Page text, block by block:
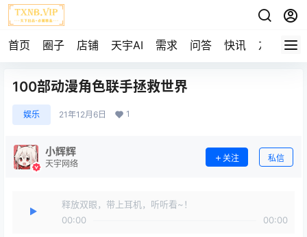
首页 圈子 店铺 天宇AI 需求 问答 快讯 友链
100部动漫角色联手拯救世界
娱乐 21年12月6日 1
小辉辉
天宇网络
关注 私信
释放双眼，带上耳机，听听看~！
00:00
00:00